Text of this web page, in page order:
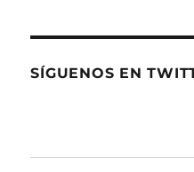
SÍGUENOS EN